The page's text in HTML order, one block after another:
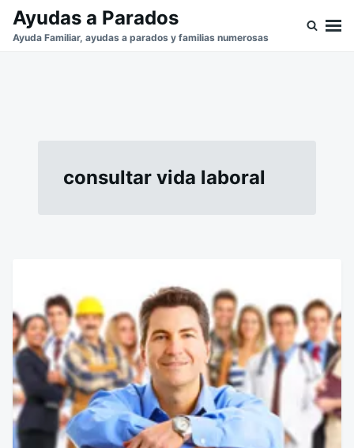
SaltarBuscar:
Ayudas a Parados
Ayuda Familiar, ayudas a parados y familias numerosas
consultar vida laboral